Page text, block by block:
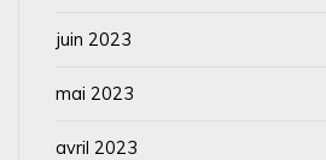
juin 2023
mai 2023
avril 2023